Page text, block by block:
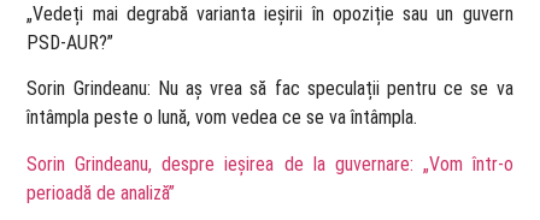
„Vedeți mai degrabă varianta ieșirii în opoziție sau un guvern
PSD-AUR?”
Sorin Grindeanu: Nu aș vrea să fac speculații pentru ce se va
întâmpla peste o lună, vom vedea ce se va întâmpla.
Sorin Grindeanu, despre ieșirea de la guvernare: „Vom într-o
perioadă de analiză”